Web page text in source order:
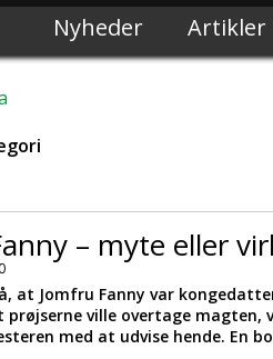
Nyheder Artikler
– myte eller
at Jomfru Fanny var
prøjserne ville overtage magten,
med at udvise hende. En